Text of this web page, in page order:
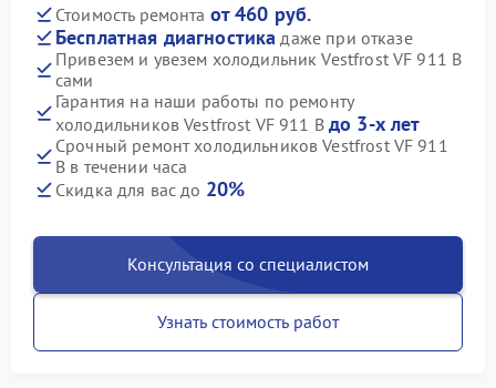
Стоимость ремонта от 460 руб.
Бесплатная диагностика даже при отказе
Привезем и увезем холодильник Vestfrost VF 911 B
сами
Гарантия на наши работы по ремонту
холодильников Vestfrost VF 911 B до 3-х лет
Срочный ремонт холодильников Vestfrost VF 911
B в течении часа
Скидка для вас до 20%
Консультация со специалистом
Узнать стоимость работ